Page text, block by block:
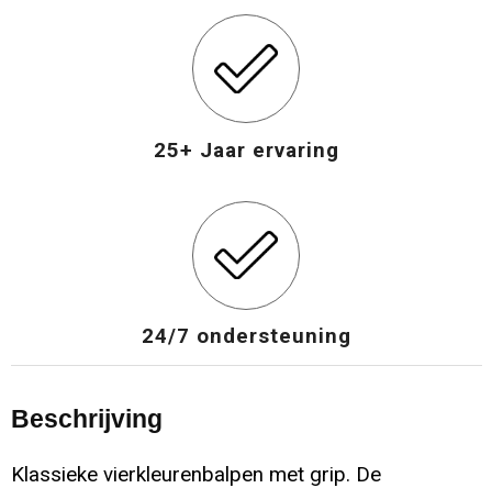
25+ Jaar ervaring
24/7 ondersteuning
Beschrijving
Klassieke vierkleurenbalpen met grip. De